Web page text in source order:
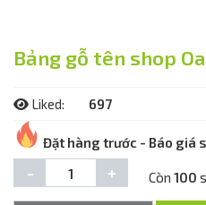
Bảng gỗ tên shop
Liked: 697
Đặt hàng trước - Báo giá
- + Còn 100